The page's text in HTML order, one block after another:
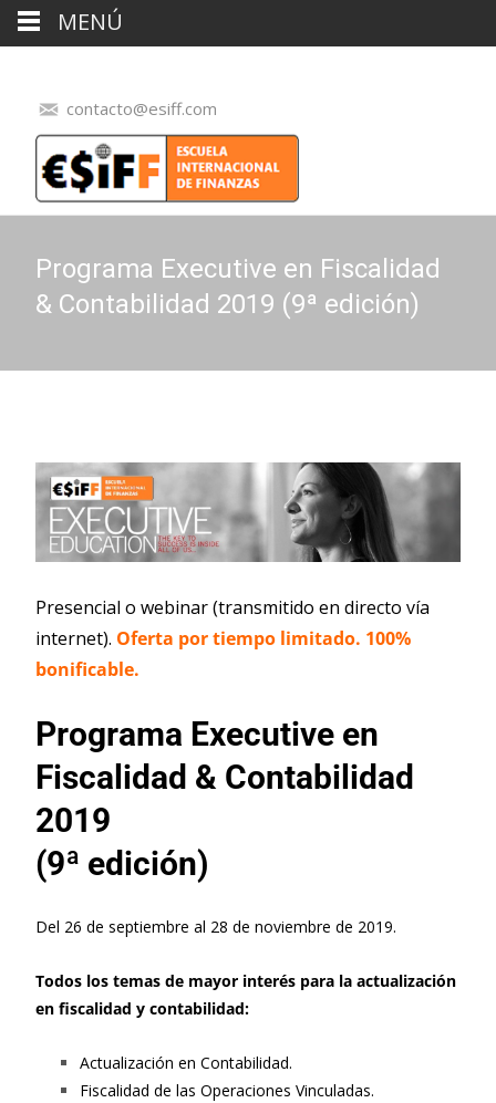
contacto@esiff.com
Programa Executive en Fiscalidad
& Contabilidad 2019 (9ª edición)
Presencial o webinar (transmitido en directo vía
internet). Oferta por tiempo limitado. 100%
bonificable.
Programa Executive en
Fiscalidad & Contabilidad
2019
(9ª edición)
Del 26 de septiembre al 28 de noviembre de 2019.
Todos los temas de mayor interés para la actualización
en fiscalidad y contabilidad:
Actualización en Contabilidad.
Fiscalidad de las Operaciones Vinculadas.
MENÚ